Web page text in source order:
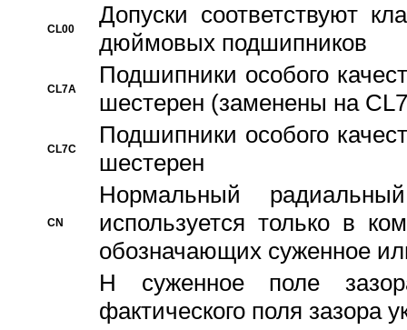
CL00
Допуски соответствуют
дюймовых подшипников
CL7A
Подшипники особого
шестерен (заменены на
CL7C
Подшипники особого
шестерен
CN
Hормальный
используется только в
обозначающих суженное
H суженное поле
фактического поля зазора